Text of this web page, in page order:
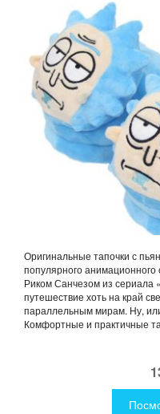
Оригинальные тапочки с
популярного
Риком Санчезом из сериала
путешествие хоть на край
параллельным мирам. Ну,
Комфортные и практичные